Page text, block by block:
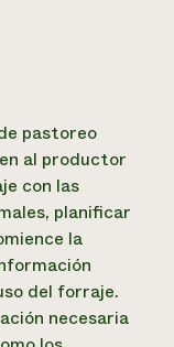
pastoreo
al productor
con las
planificar
la
del forraje.
necesaria